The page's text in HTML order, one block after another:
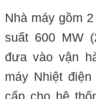
Nhà máy gồm
suất 600 MW
đưa vào vận
máy Nhiệt
cấp cho hệ